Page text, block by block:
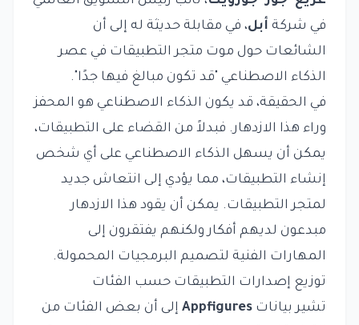
في شركة أبل، في مقابلة حديثة له إلى أن
الشائعات حول موت متجر التطبيقات في عصر
الذكاء الاصطناعي "قد تكون مبالغ فيها جدًا".
في الحقيقة، قد يكون الذكاء الاصطناعي هو المحفز
وراء هذا الازدهار. فبدلاً من القضاء على التطبيقات،
يمكن أن يسهل الذكاء الاصطناعي على أي شخص
إنشاء التطبيقات، مما يؤدي إلى انتعاش جديد
لمتجر التطبيقات. يمكن أن يقود هذا الازدهار
مبدعون لديهم أفكار ولكنهم يفتقرون إلى
المهارات الفنية لتصميم البرمجيات المحمولة.
توزيع إصدارات التطبيقات حسب الفئات
تشير بيانات Appfigures إلى أن بعض الفئات من